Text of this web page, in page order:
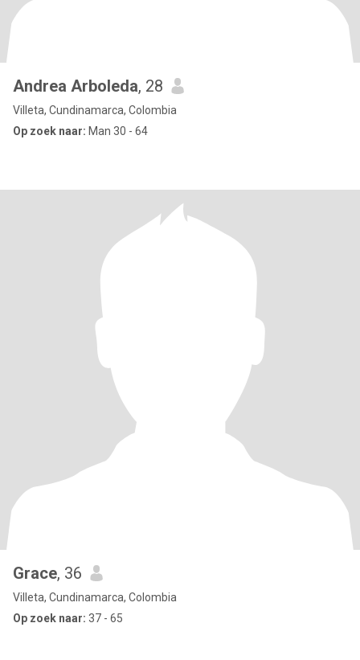
Andrea Arboleda, 28
Villeta, Cundinamarca, Colombia
Op zoek naar: Man 30 - 64
Grace, 36
Villeta, Cundinamarca, Colombia
Op zoek naar: 37 - 65